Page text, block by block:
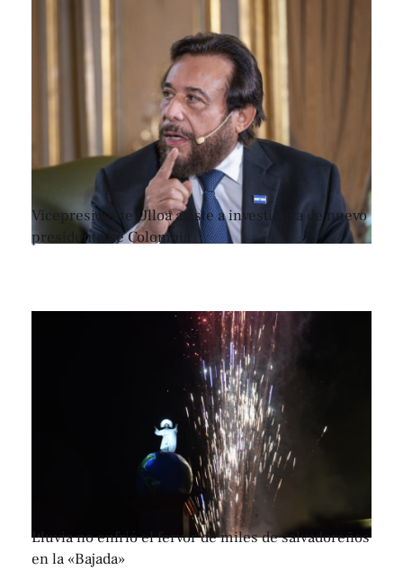
Vicepresidente Ulloa asiste a investidura de nuevo
presidente de Colombia
Lluvia no enfrió el fervor de miles de salvadoreños
en la «Bajada»